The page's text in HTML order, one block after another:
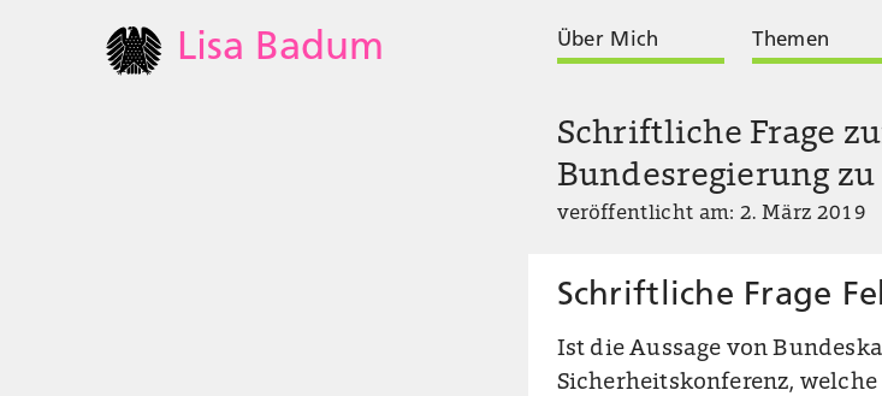
Lisa Badum Über Mich Themen
Schriftliche Frage
Bundesregierung
veröffentlicht am: 2. März 2019
Schriftliche Frage
Ist die Aussage von
Sicherheitskonferenz,